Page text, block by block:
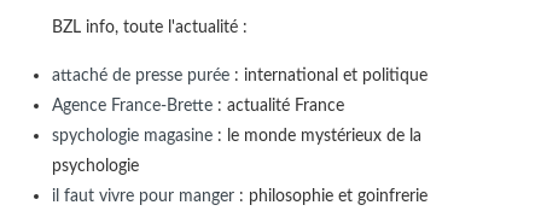
BZL info, toute l'actualité :
attaché de presse purée: international et politique
Agence France-Brette: actualité France
spychologie magasine: le monde mystérieux de la
psychologie
il faut vivre pour manger: philosophie et goinfrerie